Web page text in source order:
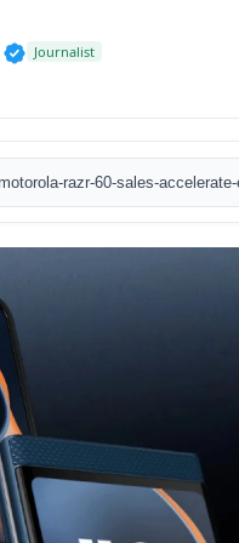
Verified Public Figure
Journalist